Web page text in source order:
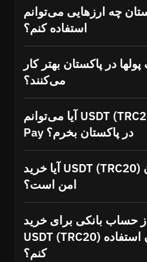
چه ارزهایی می‌توانم
استفاده کنم؟
در پاکستان بهتر کار
می‌کنند؟
آیا می‌توانم USDT (TRC20) را با Apple
Pay در پاکستان بخرم؟
آیا خرید USDT (TRC20) در پاکستان
امن است؟
حساب بانکی برای خرید
USDT (TRC20) در پاکستان استفاده
کنم؟